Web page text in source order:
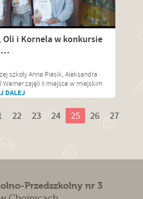
Oli i Kornela w konkursie
szkoły Anna Piesik, Aleksandra
Werner zajęli II miejsce w miejskim
DALEJ
22 23 24 25 26 27
Przedszkolny nr 3